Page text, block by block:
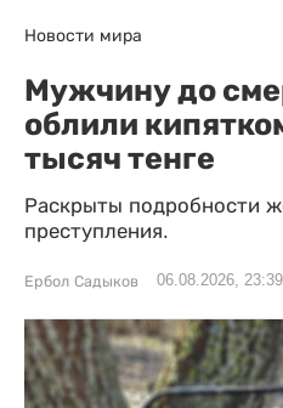
Новости мира
Мужчину до
облили
тысяч тенге
Раскрыты подробности
преступления.
Ербол Садыков 06.08.2026, 23:39